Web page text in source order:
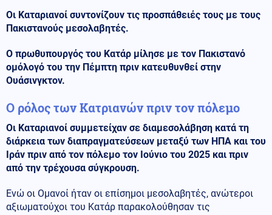
Οι Καταριανοί συντονίζουν τις προσπάθειές τους με τους
Πακιστανούς μεσολαβητές.
Ο πρωθυπουργός του Κατάρ μίλησε με τον Πακιστανό
ομόλογό του την Πέμπτη πριν κατευθυνθεί στην
Ουάσινγκτον.
Ο ρόλος των Κατριανών πριν τον πόλεμο
Οι Καταριανοί συμμετείχαν σε διαμεσολάβηση κατά τη
διάρκεια των διαπραγματεύσεων μεταξύ των ΗΠΑ και του
Ιράν πριν από τον πόλεμο τον Ιούνιο του 2025 και πριν
από την τρέχουσα σύγκρουση.
Ενώ οι Ομανοί ήταν οι επίσημοι μεσολαβητές, ανώτεροι
αξιωματούχοι του Κατάρ παρακολούθησαν τις